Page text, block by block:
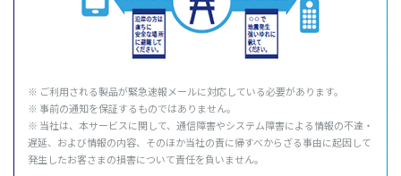
※ ご利用される製品が緊急速報メールに対応している必要があります。
※ 事前の通知を保証するものではありません。
※ 当社は、本サービスに関して、 通信障害やシステム障害による情報の不達 ・
遅延、および情報の内容、そのほか当社の責に帰すべからざる事由に起因して
発生したお客さまの損害について責任を負いません。